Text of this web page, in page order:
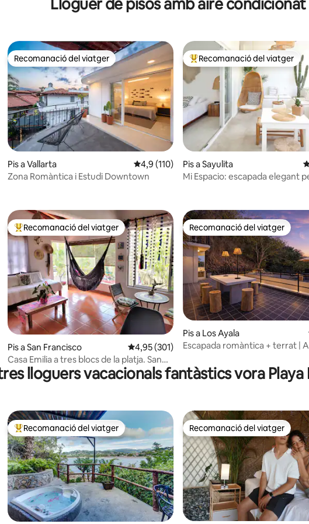
Lloguer de pisos amb aire condicionat
mitjana d'un total de 5; 123 avaluacions
Recomanació del viatger
Recomanació del viatger
Pis a Vallarta 4,9 de puntuació mitjana d'un total de 5; 110
4,9 (110)
Zona Romàntica i Estudi Downtown
Principals recomanacions dels
Recomanació del viatger
Pis a Sayulita
Mi Espacio: escapada elegant
mitjana d'un total de 5; 113 avaluacions
Principals recomanacions dels viatgers
Recomanació del viatger
Pis a San Francisco 4,95 de puntuació mitjana d'un total de 5; 301
4,95 (301)
Casa Emilia a tres blocs de la platja. San
Pancho
Recomanació del viatger
Recomanació del viatger
Pis a Los Ayala
Escapada romàntica + terrat | A
lloguers vacacionals fantàstics vora Playa
Principals recomanacions dels viatgers
Recomanació del viatger Recomanació del viatger
Recomanació del viatger